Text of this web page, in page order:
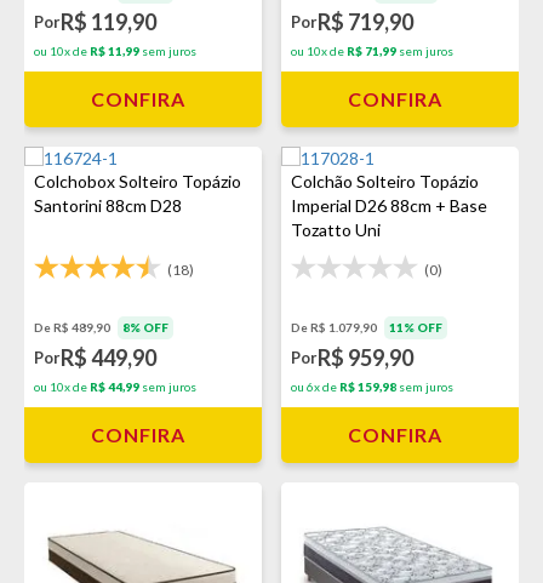
PorR$ 119,90
ou 10x de R$ 11,99 sem juros
CONFIRA
PorR$ 719,90
ou 10x de R$ 71,99 sem juros
CONFIRA
Colchobox Solteiro Topázio
Santorini 88cm D28
(18)
De R$ 489,90 8% OFF
PorR$ 449,90
ou 10x de R$ 44,99 sem juros
CONFIRA
Colchão Solteiro Topázio
Imperial D26 88cm + Base
Tozatto Uni
(0)
De R$ 1.079,90 11% OFF
PorR$ 959,90
ou 6x de R$ 159,98 sem juros
CONFIRA